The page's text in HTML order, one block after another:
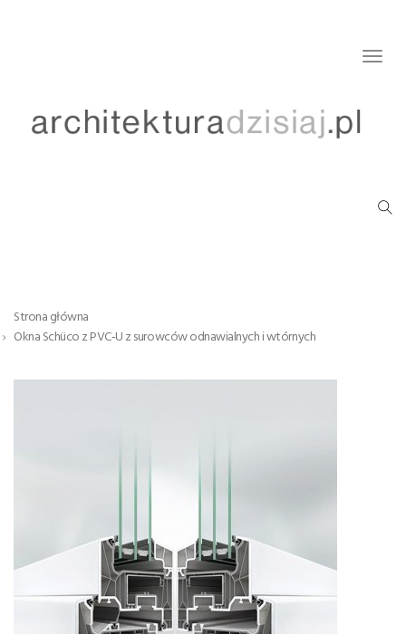
Strona główna
Okna Schüco z PVC-U z surowców odnawialnych i wtórnych